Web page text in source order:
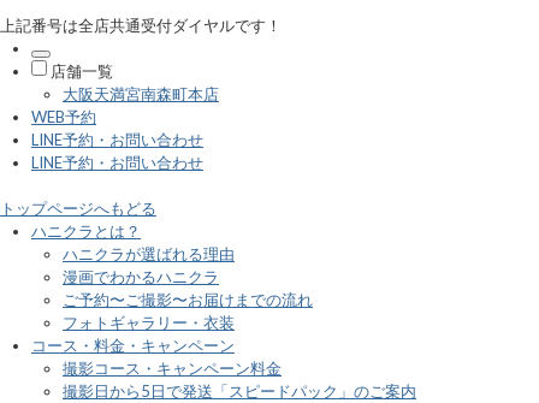
上記番号は全店共通受付ダイヤルです！
店舗一覧
大阪天満宮南森町本店
WEB予約
LINE予約・お問い合わせ
LINE予約・お問い合わせ
トップページへもどる
ハニクラとは？
ハニクラが選ばれる理由
漫画でわかるハニクラ
ご予約〜ご撮影〜お届けまでの流れ
フォトギャラリー・衣装
コース・料金・キャンペーン
撮影コース・キャンペーン料金
撮影日から5日で発送「スピードパック」のご案内